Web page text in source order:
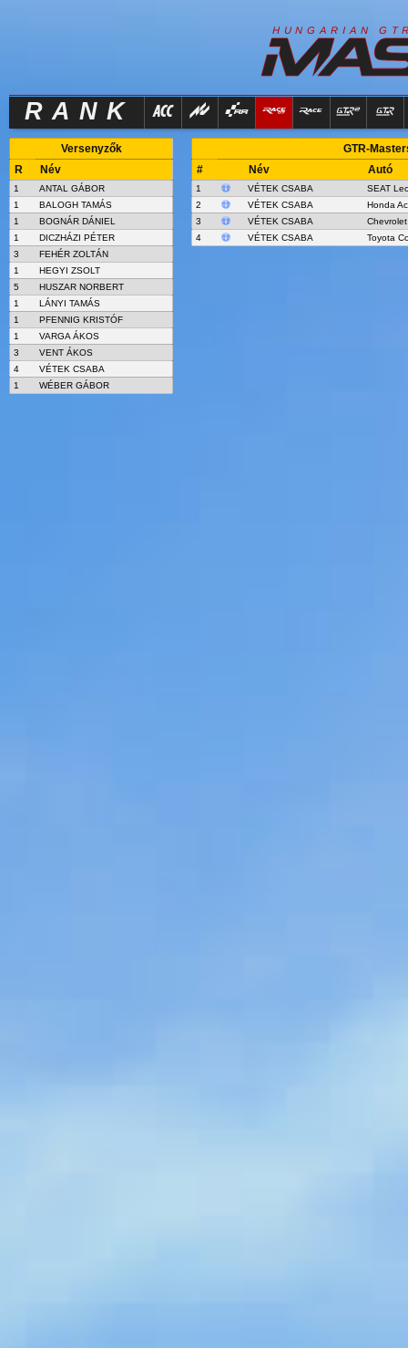
H U N G A R I A N G T
RANK
Versenyzők
R
Név
1
ANTAL GÁBOR
1
BALOGH TAMÁS
1
BOGNÁR DÁNIEL
1
DICZHÁZI PÉTER
3
FEHÉR ZOLTÁN
1
HEGYI ZSOLT
5
HUSZAR NORBERT
1
LÁNYI TAMÁS
1
PFENNIG KRISTÓF
1
VARGA ÁKOS
3
VENT ÁKOS
4
VÉTEK CSABA
1
WÉBER GÁBOR
GTR-
#
Név Autó
1 VÉTEK CSABA
SEAT
2
VÉTEK CSABA
Honda
3
VÉTEK CSABA
4
VÉTEK CSABA Toyota